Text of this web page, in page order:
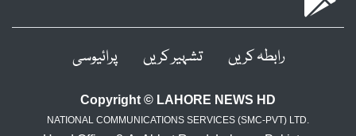
رابطہ کریں تشہیر کریں پرائیوسی
Copyright © LAHORE NEWS HD
NATIONAL COMMUNICATIONS SERVICES (SMC-PVT) LTD.